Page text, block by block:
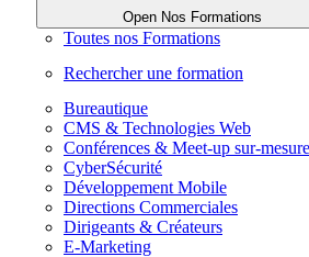
Open Nos Formations
Toutes nos Formations
Rechercher une formation
Bureautique
CMS & Technologies Web
Conférences & Meet-up sur-mesure
CyberSécurité
Développement Mobile
Directions Commerciales
Dirigeants & Créateurs
E-Marketing